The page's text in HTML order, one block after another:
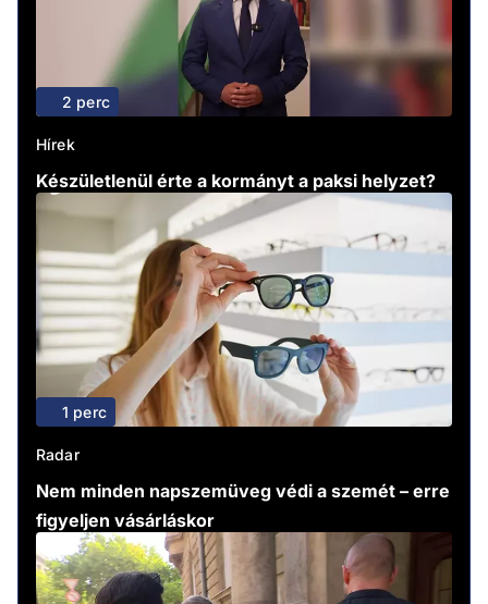
2 perc
Hírek
Készületlenül érte a kormányt a paksi helyzet?
1 perc
Radar
Nem minden napszemüveg védi a szemét – erre
figyeljen vásárláskor